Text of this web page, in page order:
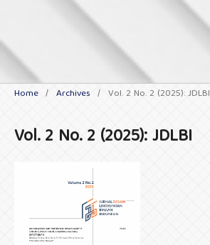
Home / Archives / Vol. 2 No. 2 (2025): JDLBI
Vol. 2 No. 2 (2025): JDLBI